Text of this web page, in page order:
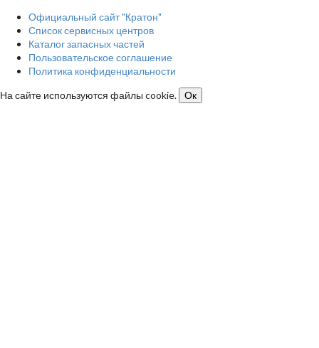
Официальный сайт "Кратон"
Список сервисных центров
Каталог запасных частей
Пользовательское соглашение
Политика конфиденциальности
На сайте используются файлы cookie.
Ок